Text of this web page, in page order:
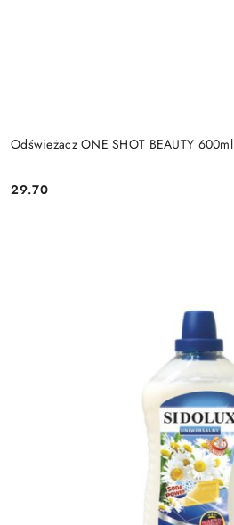
Odświeżacz ONE SHOT BEAUTY 600ml
Cena:
29.70